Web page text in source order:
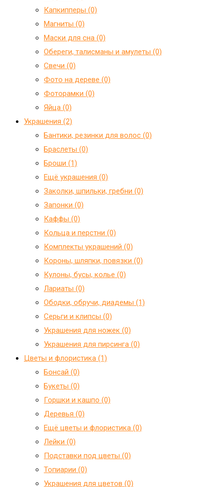
Капкипперы (0)
Магниты (0)
Маски для сна (0)
Обереги, талисманы и амулеты (0)
Свечи (0)
Фото на дереве (0)
Фоторамки (0)
Яйца (0)
Украшения (2)
Бантики, резинки для волос (0)
Браслеты (0)
Броши (1)
Ещё украшения (0)
Заколки, шпильки, гребни (0)
Запонки (0)
Каффы (0)
Кольца и перстни (0)
Комплекты украшений (0)
Короны, шляпки, повязки (0)
Кулоны, бусы, колье (0)
Лариаты (0)
Ободки, обручи, диадемы (1)
Серьги и клипсы (0)
Украшения для ножек (0)
Украшения для пирсинга (0)
Цветы и флористика (1)
Бонсай (0)
Букеты (0)
Горшки и кашпо (0)
Деревья (0)
Ещё цветы и флористика (0)
Лейки (0)
Подставки под цветы (0)
Топиарии (0)
Украшения для цветов (0)